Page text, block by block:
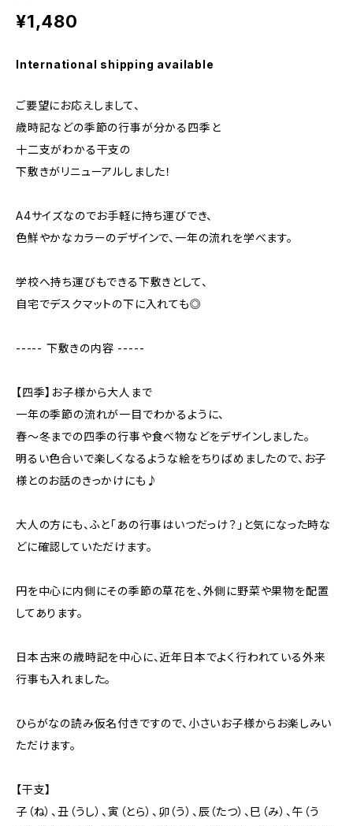
¥1,480
International shipping available
ご要望にお応えしまして、
歳時記などの季節の行事が分かる四季と
十二支がわかる干支の
下敷きがリニューアルしました！
A4サイズなのでお手軽に持ち運びでき、
色鮮やかなカラーのデザインで、一年の流れを学べます。
学校へ持ち運びもできる下敷きとして、
自宅でデスクマットの下に入れても◎
----- 下敷きの内容 -----
【四季】お子様から大人まで
一年の季節の流れが一目でわかるように、
春～冬までの四季の行事や食べ物などをデザインしました。
明るい色合いで楽しくなるような絵をちりばめましたので、お子
様とのお話のきっかけにも♪
大人の方にも、ふと「あの行事はいつだっけ？」と気になった時な
どに確認していただけます。
円を中心に内側にその季節の草花を、外側に野菜や果物を配置
してあります。
日本古来の歳時記を中心に、近年日本でよく行われている外来
行事も入れました。
ひらがなの読み仮名付きですので、小さいお子様からお楽しみい
ただけます。
【干支】
子（ね）、丑（うし）、寅（とら）、卯（う）、辰（たつ）、巳（み）、午（う